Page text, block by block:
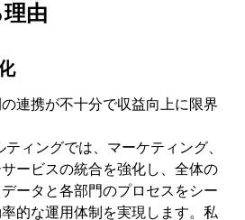
由
連携が不十分で収益向上に限界
ィングでは、マーケティング、
ービスの統合を強化し、全体の
ータと各部門のプロセスをシー
的な運用体制を実現します。私